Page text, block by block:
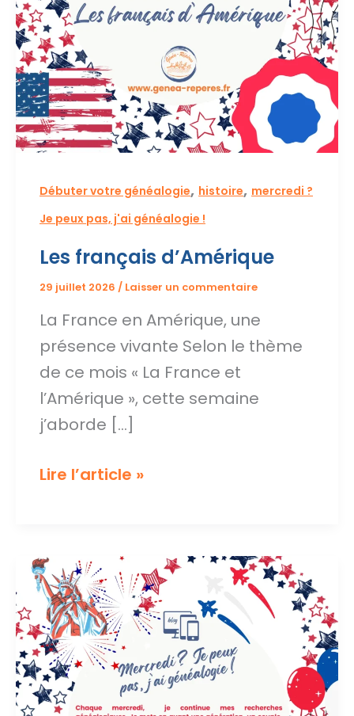
Débuter votre généalogie, histoire, mercredi ?
Je peux pas, j'ai généalogie !
Les français d’Amérique
29 juillet 2026 / Laisser un commentaire
La France en Amérique, une
présence vivante Selon le thème
de ce mois « La France et
l’Amérique », cette semaine
j’aborde […]
Les
Lire l’article »